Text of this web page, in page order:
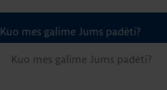
Kuo mes galime Jums padėti?